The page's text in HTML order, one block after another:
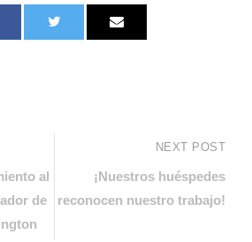
al
de
NEXT POST
¡Nuestros huéspedes
reconocen nuestro trabajo!